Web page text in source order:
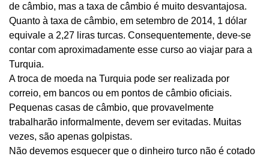
de câmbio, mas a taxa de câmbio é muito desvantajosa.
Quanto à taxa de câmbio, em setembro de 2014, 1 dólar
equivale a 2,27 liras turcas. Consequentemente, deve-se
contar com aproximadamente esse curso ao viajar para a
Turquia.
A troca de moeda na Turquia pode ser realizada por
correio, em bancos ou em pontos de câmbio oficiais.
Pequenas casas de câmbio, que provavelmente
trabalharão informalmente, devem ser evitadas. Muitas
vezes, são apenas golpistas.
Não devemos esquecer que o dinheiro turco não é cotado